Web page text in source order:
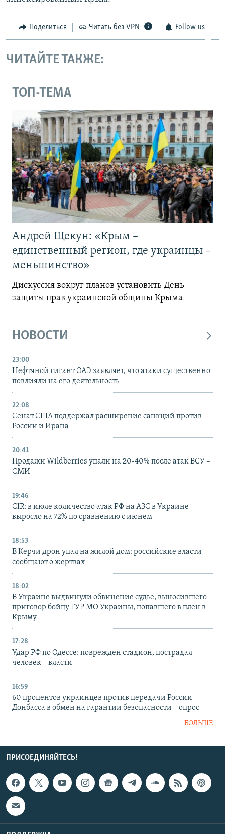
Поделиться Читать без VPN Follow us
ЧИТАЙТЕ ТАКЖЕ:
ТОП-ТЕМА
Андрей Щекун: «Крым –
единственный регион, где украинцы –
меньшинство»
Дискуссия вокруг планов установить День
защиты прав украинской общины Крыма
НОВОСТИ
23:00
Нефтяной гигант ОАЭ заявляет, что атаки существенно
повлияли на его деятельность
22:08
Сенат США поддержал расширение санкций против
России и Ирана
20:41
Продажи Wildberries упали на 20-40% после атак ВСУ –
СМИ
19:46
CIR: в июле количество атак РФ на АЗС в Украине
выросло на 72% по сравнению с июнем
18:53
В Керчи дрон упал на жилой дом: российские власти
сообщают о жертвах
18:02
В Украине выдвинули обвинение судье, выносившего
приговор бойцу ГУР МО Украины, попавшего в плен в
Крыму
17:28
Удар РФ по Одессе: поврежден стадион, пострадал
человек – власти
16:59
60 процентов украинцев против передачи России
Донбасса в обмен на гарантии безопасности – опрос
БОЛЬШЕ
ПРИСОЕДИНЯЙТЕСЬ!